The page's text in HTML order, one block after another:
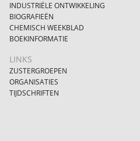
INDUSTRIËLE ONTWIKKELING
BIOGRAFIEËN
CHEMISCH WEEKBLAD
BOEKINFORMATIE
LINKS
ZUSTERGROEPEN
ORGANISATIES
TIJDSCHRIFTEN